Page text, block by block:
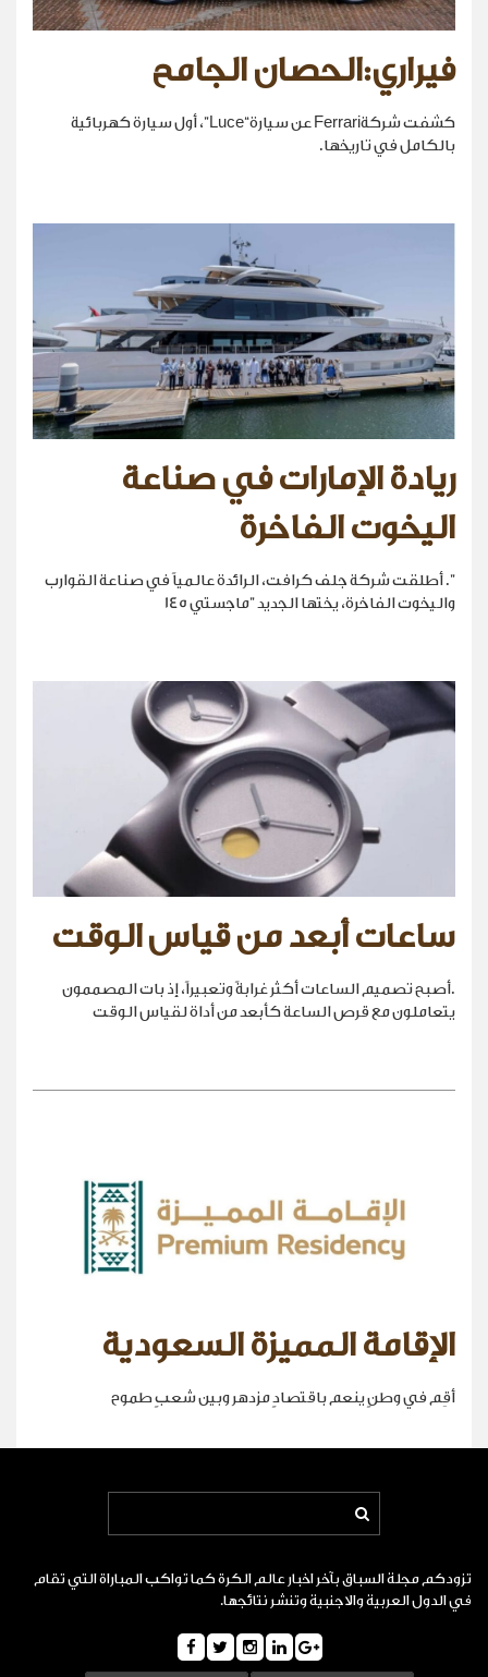
فيراري:الحصان الجامح
كشفت شركةFerrari عن سيارة“Luce”، أول سيارة كهربائية
بالكامل في تاريخها.
ريادة الإمارات في صناعة
اليخوت الفاخرة
". أطلقت شركة جلف كرافت، الرائدة عالمياً في صناعة القوارب
واليخوت الفاخرة، يختها الجديد "ماجستي 145
ساعات أبعد من قياس الوقت
.أصبح تصميم الساعات أكثر غرابةً وتعبيراً، إذ بات المصممون
يتعاملون مع قرص الساعة كأبعد من أداة لقياس الوقت
الإقامة المميزة السعودية
أقِم في وطنٍ ينعم باقتصادٍ مزدهر وبين شعبٍ طموح
تزودكم مجلة السباق بآخر اخبار عالم الكرة كما تواكب المباراة التي تقام
في الدول العربية والاجنبية وتنشر نتائجها.